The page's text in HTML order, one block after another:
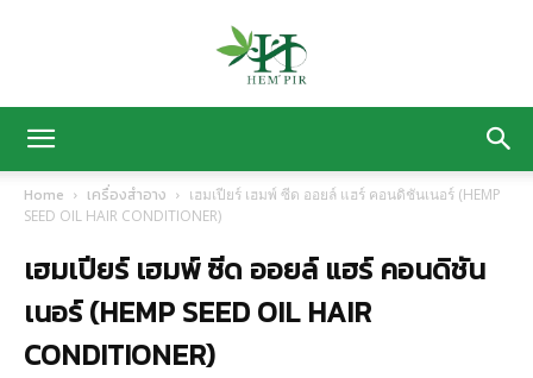
Home เครื่องสำอาง
เฮมเปียร์ เฮมพ์ ซีด ออยล์ แฮร์ คอนดิชันเนอร์ (HEMP
SEED OIL HAIR CONDITIONER)
เฮมเปียร์ เฮมพ์ ซีด ออยล์ แฮร์ คอนดิชัน
เนอร์ (HEMP SEED OIL HAIR
CONDITIONER)